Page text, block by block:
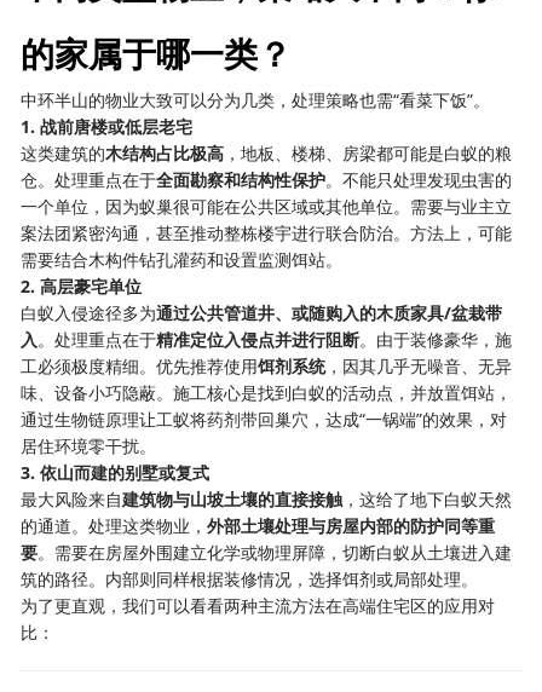
的家属于哪一类？
中环半山的物业大致可以分为几类，处理策略也需“看菜下饭”。
1. 战前唐楼或低层老宅
这类建筑的木结构占比极高 ，地板、楼梯、房梁都可能是白蚁的粮
仓。处理重点在于全面勘察和结构性保护。不能只处理发现虫害的
一个单位，因为蚁巢很可能在公共区域或其他单位。需要与业主立
案法团紧密沟通，甚至推动整栋楼宇进行联合防治。方法上，可能
需要结合木构件钻孔灌药和设置监测饵站。
2. 高层豪宅单位
白蚁入侵途径多为通过公共管道井、或随购入的木质家具/盆栽带
入。处理重点在于精准定位入侵点并进行阻断。由于装修豪华，施
工必须极度精细。优先推荐使用饵剂系统，因其几乎无噪音、无异
味、设备小巧隐蔽。施工核心是找到白蚁的活动点，并放置饵站，
通过生物链原理让工蚁将药剂带回巢穴，达成“一锅端”的效果，对
居住环境零干扰。
3. 依山而建的别墅或复式
最大风险来自建筑物与山坡土壤的直接接触 ，这给了地下白蚁天然
的通道。处理这类物业，外部土壤处理与房屋内部的防护同等重
要。需要在房屋外围建立化学或物理屏障，切断白蚁从土壤进入建
筑的路径。内部则同样根据装修情况，选择饵剂或局部处理。
为了更直观，我们可以看看两种主流方法在高端住宅区的应用对
比：